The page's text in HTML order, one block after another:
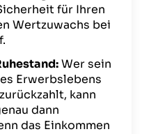
für Ihren
Wertzuwachs bei
Wer sein
Erwerbslebens
kann
dann
das Einkommen